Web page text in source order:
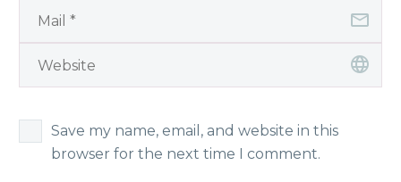
Save my name, email, and website in this
browser for the next time I comment.